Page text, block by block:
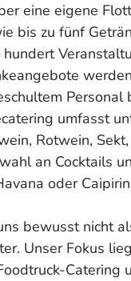
eine eigene
bis zu fünf
Personal
umfasst
Rotwein,
an Cocktails
oder
bewusst nicht
Unser Fokus
Catering